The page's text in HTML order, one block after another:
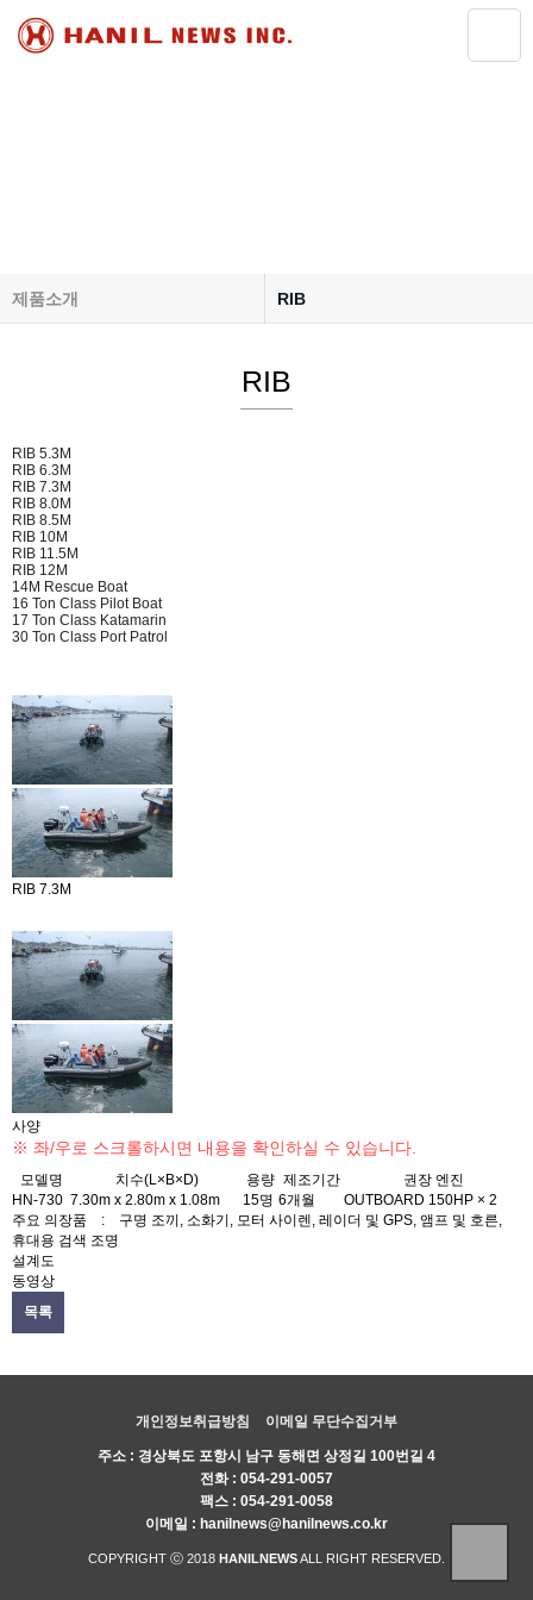
제품소개 RIB
고객센터
관공선&요트
레저보트
RIB
RIB 5.3M
RIB 6.3M
RIB 7.3M
RIB 8.0M
RIB 8.5M
RIB 10M
RIB 11.5M
RIB 12M
14M Rescue Boat
16 Ton Class Pilot Boat
17 Ton Class Katamarin
30 Ton Class Port Patrol
RIB 7.3M
사양
※ 좌/우로 스크롤하시면 내용을 확인하실 수 있습니다.
모델명 치수(L×B×D) 용량 제조기간
권장 엔진
HN-730 7.30m x 2.80m x 1.08m 15명 6개월 OUTBOARD 150HP × 2
주요 의장품 : 구명 조끼, 소화기, 모터 사이렌, 레이더 및 GPS, 앰프 및 호른,
휴대용 검색 조명
설계도
동영상
목록
개인정보취급방침 이메일 무단수집거부
주소 : 경상북도 포항시 남구 동해면 상정길 100번길 4
전화 : 054-291-0057
팩스 : 054-291-0058
이메일 : hanilnews@hanilnews.co.kr
COPYRIGHT ⓒ 2018 HANILNEWSALL RIGHT RESERVED.